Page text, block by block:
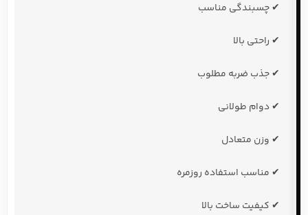
✔ چسبندگی مناسب
✔ راحتی بالا
✔ جذب ضربه مطلوب
✔ دوام طولانی
✔ وزن متعادل
✔ مناسب استفاده روزمره
✔ کیفیت ساخت بالا